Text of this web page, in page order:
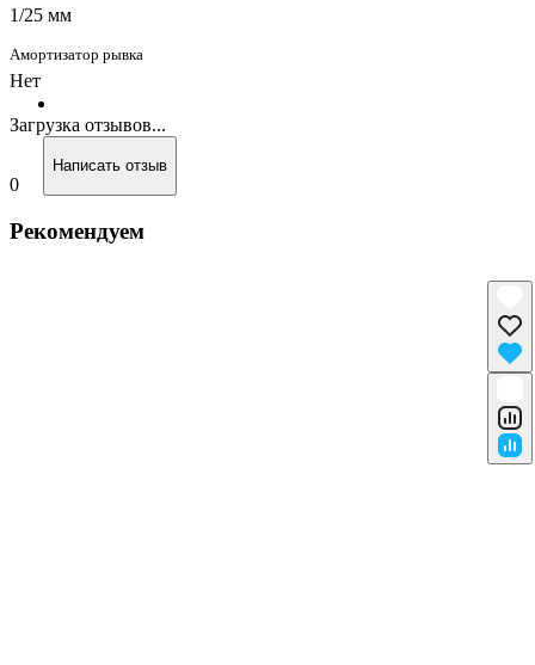
1/25 мм
Амортизатор рывка
Нет
Загрузка отзывов...
0
Написать отзыв
Рекомендуем